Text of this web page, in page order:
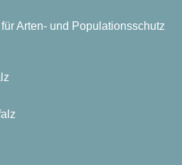
Arten- und Populationsschutz